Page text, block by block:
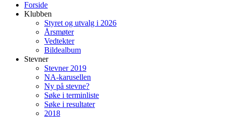
Forside
Klubben
Styret og utvalg i 2026
Årsmøter
Vedtekter
Bildealbum
Stevner
Stevner 2019
NA-karusellen
Ny på stevne?
Søke i terminliste
Søke i resultater
2018